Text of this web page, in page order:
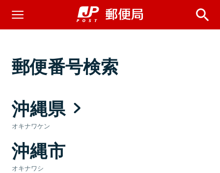
郵便番号検索
沖縄県
オキナワケン
沖縄市
オキナワシ